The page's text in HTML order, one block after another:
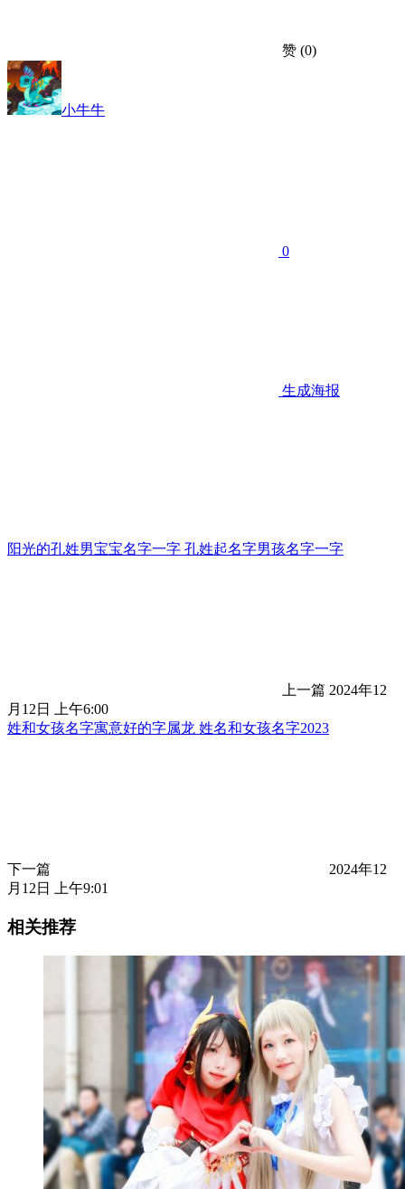
赞 (0)
小牛牛
0
生成海报
阳光的孔姓男宝宝名字一字 孔姓起名字男孩名字一字
上一篇 2024年12
月12日 上午6:00
姓和女孩名字寓意好的字属龙 姓名和女孩名字2023
下一篇
2024年12
月12日 上午9:01
相关推荐